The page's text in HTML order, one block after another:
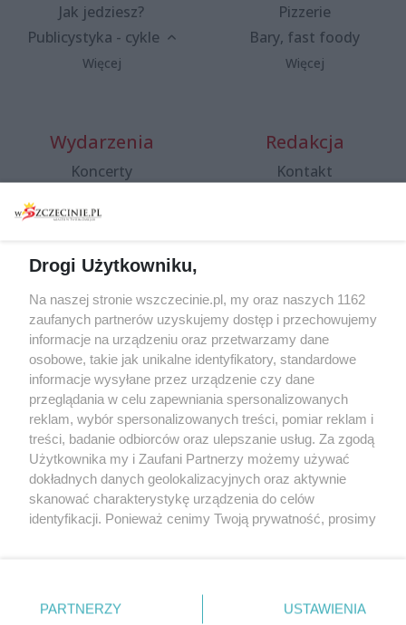
Jak jedziesz?
Publicystyka - cykle
Więcej
Pizzerie
Bary, fast foody
Więcej
Wydarzenia
Koncerty
Spacery i oprowadzania
targi
Wernisaże
Więcej
Redakcja
Kontakt
Specjalny koncert z okazji
20. urodzin portalu
wSzczecinie.pl
Regulamin konkursów
śniadaniówka "Hej
Szczecin! Jest piątek!"
Partnerzy
Praca Szczecin
Drogi Użytkowniku,
Na naszej stronie wszczecinie.pl, my oraz naszych 1162
zaufanych partnerów uzyskujemy dostęp i przechowujemy
informacje na urządzeniu oraz przetwarzamy dane
osobowe, takie jak unikalne identyfikatory, standardowe
informacje wysyłane przez urządzenie czy dane
przeglądania w celu zapewniania spersonalizowanych
reklam, wybór spersonalizowanych treści, pomiar reklam i
treści, badanie odbiorców oraz ulepszanie usług. Za zgodą
Użytkownika my i Zaufani Partnerzy możemy używać
dokładnych danych geolokalizacyjnych oraz aktywnie
skanować charakterystykę urządzenia do celów
identyfikacji. Ponieważ cenimy Twoją prywatność, prosimy
prywatności znajdujący się w lewym dolnym rogu strony
. Niektóre rodzaje przetwarzania danych nie wymagają
PARTNERZY USTAWIENIA